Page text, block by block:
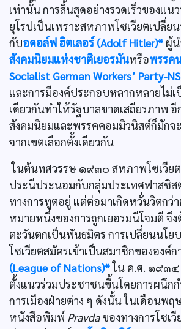
เท่านั้น การสิ้นสุดอย่างรวดเร็วของแ
ยุโรปเป็นเพราะสหภาพโซเวียตเปลี่ย
กับอดอล์ฟ ฮิตเลอร์ (Adolf Hitler)* ผู้น
สังคมนิยมแห่งชาติเยอรมันหรือพรรค
Socialist German Workers’ Party-
และการมีองค์ประกอบหลากหลายไม่
เดียวกันทำให้รัฐบาลขาดเสถียรภาพ
สังคมนิยมและพรรคคอมมิวนิสต์ก็มัก
จากเขตเลือกตั้งเดียวกัน
ในต้นทศวรรษ ๑๙๓๐ สหภาพโซเวีย
ประนีประนอมกับกลุ่มประเทศฟาสซิส
ทางการทูตอยู่ แต่ต่อมาเกิดหวั่นวิตกว่
หมายหนึ่งของการถูกเยอรมนีโจมตี จึ
ตะวันตกเป็นพันธมิตร การเปลี่ยนนโ
โซเวียตสมัครเข้าเป็นสมาชิกขององค์ก
(League of Nations)*ใน ค.ศ. ๑๙๓๔
ตั้งแนวร่วมประชาชนขึ้นโดยการผนึกก
การเมืองฝ่ายต่าง ๆ ดังนั้น ในเดือนพ
หนังสือพิมพ์ Pravdaของทางการโซเวี